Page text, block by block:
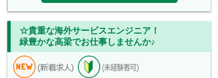
☆貴重な海外サービスエンジニア！
緑豊かな高梁でお仕事しませんか♪